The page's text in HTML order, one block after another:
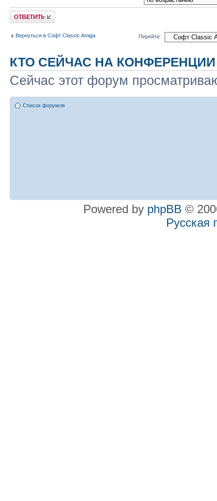
Ответить
Вернуться в Софт Classic Amiga Перейти:
КТО СЕЙЧАС НА КОНФЕРЕНЦИИ
Сейчас этот форум
Список форумов
Powered by phpBB ©
Русская